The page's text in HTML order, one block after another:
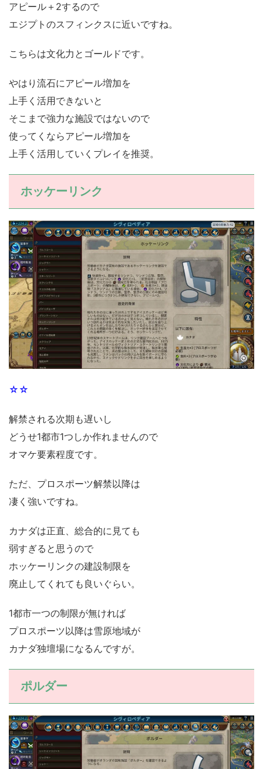
アピール＋2するので
エジプトのスフィンクスに近いですね。
こちらは文化力とゴールドです。
やはり流石にアピール増加を
上手く活用できないと
そこまで強力な施設ではないので
使ってくならアピール増加を
上手く活用していくプレイを推奨。
ホッケーリンク
☆☆
解禁される次期も遅いし
どうせ1都市1つしか作れませんので
オマケ要素程度です。
ただ、プロスポーツ解禁以降は
凄く強いですね。
カナダは正直、総合的に見ても
弱すぎると思うので
ホッケーリンクの建設制限を
廃止してくれても良いぐらい。
1都市一つの制限が無ければ
プロスポーツ以降は雪原地域が
カナダ独壇場になるんですが。
ポルダー